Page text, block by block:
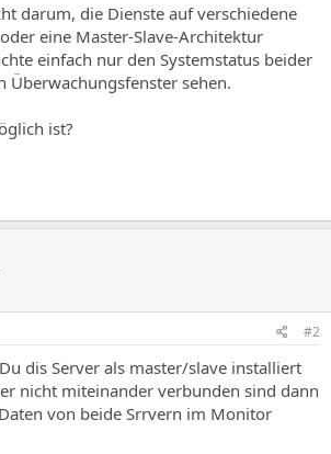
darum, die Dienste auf verschiedene
eine Master-Slave-Architektur
einfach nur den Systemstatus beider
Überwachungsfenster sehen.
ist?
#2
dis Server als master/slave installiert
nicht miteinander verbunden sind dann
von beide Srrvern im Monitor